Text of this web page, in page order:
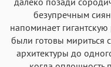
безупречным
напоминает
были готовы мириться
архитектуры до